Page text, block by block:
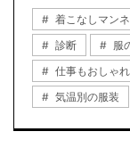
着こなしマンネ
診断
服
仕事もおしゃ
気温別の服装